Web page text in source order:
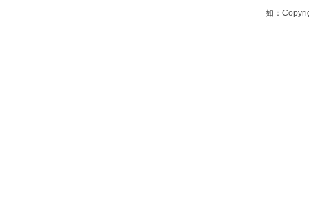
如：